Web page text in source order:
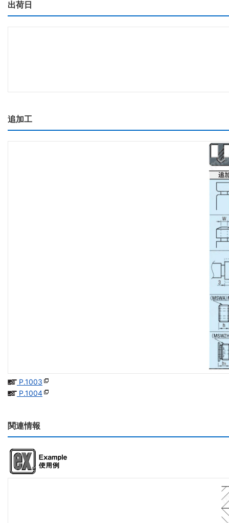
出荷日
追加工
P.1003
P.1004
関連情報